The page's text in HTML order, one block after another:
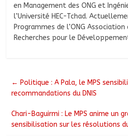
en Management des ONG et
l’Université HEC-Tchad.
Programmes de l’ONG
Recherches pour le
← Politique : A Pala, le MPS
recommandations du DNIS
Chari-Baguirmi : Le MPS anime un
sensibilisation sur les résolutions